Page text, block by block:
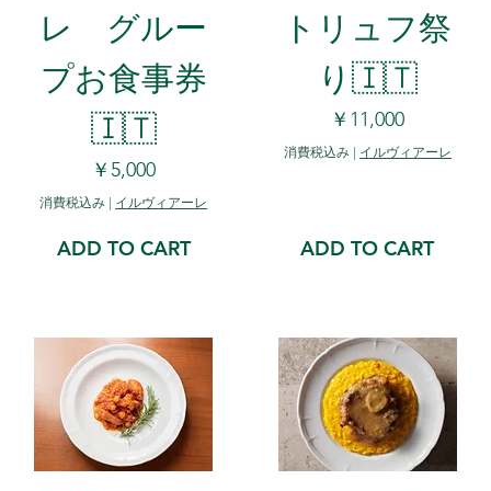
レ グルー
プお食事券
🇮🇹
価格
￥5,000
消費税込み | イルヴィアーレ
ADD TO CART
トリュフ祭
り🇮🇹
価格
￥11,000
消費税込み| イルヴィアーレ
ADD TO CART